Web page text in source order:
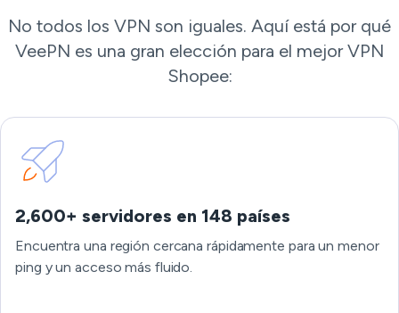
No todos los VPN son iguales. Aquí está por qué
VeePN es una gran elección para el mejor VPN
Shopee:
2,600+ servidores en 148 países
Encuentra una región cercana rápidamente para un menor
ping y un acceso más fluido.